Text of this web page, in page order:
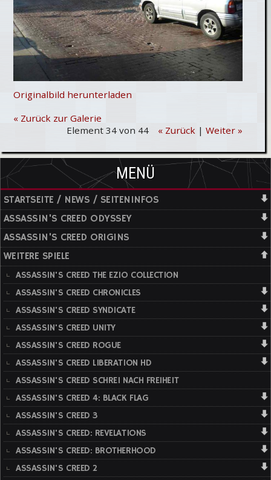
Originalbild herunterladen
« Zurück zur Galerie
Element 34 von 44
« Zurück| Weiter »
MENÜ
STARTSEITE / NEWS / SEITENINFOS
ASSASSIN'S CREED ODYSSEY
ASSASSIN'S CREED ORIGINS
WEITERE SPIELE
ASSASSIN'S CREED THE EZIO COLLECTION
ASSASSIN'S CREED CHRONICLES
ASSASSIN'S CREED SYNDICATE
ASSASSIN'S CREED UNITY
ASSASSIN'S CREED ROGUE
ASSASSIN'S CREED LIBERATION HD
ASSASSIN'S CREED SCHREI NACH FREIHEIT
ASSASSIN'S CREED 4: BLACK FLAG
ASSASSIN'S CREED 3
ASSASSIN'S CREED: REVELATIONS
ASSASSIN'S CREED: BROTHERHOOD
ASSASSIN'S CREED 2